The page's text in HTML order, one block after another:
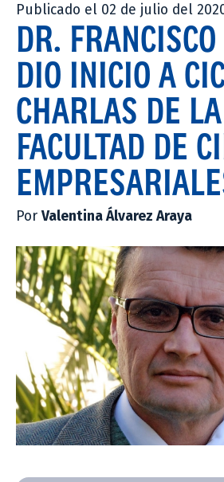
Publicado el 02 de julio del
DR.
DIO INICIO A
CHARLAS DE LA
FACULTAD DE
PorValentina Álvarez Araya